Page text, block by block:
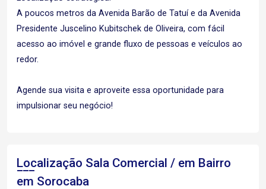
A poucos metros da Avenida Barão de Tatuí e da Avenida
Presidente Juscelino Kubitschek de Oliveira, com fácil
acesso ao imóvel e grande fluxo de pessoas e veículos ao
redor.
Agende sua visita e aproveite essa oportunidade para
impulsionar seu negócio!
Localização Sala Comercial / em Bairro
em Sorocaba